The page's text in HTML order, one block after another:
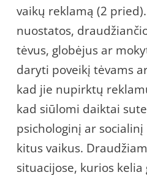
vaikų reklamą (2
nuostatos,
tėvus, globėjus ar
daryti poveikį tėvams
kad jie nupirktų
kad siūlomi daiktai
psichologinį ar
kitus vaikus.
situacijose, kurios